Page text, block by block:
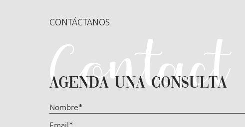
CONTÁCTANOS
AGENDA UNA CONSULTA